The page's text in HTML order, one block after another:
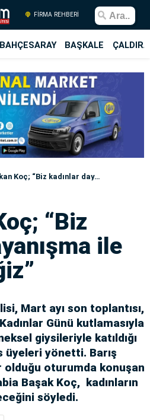
FİRMA REHBERİ
BAHÇESARAY BAŞKALE
“Biz kadınlar dayanışma ile güçleneceğiz”
“Biz
ile
Mart ayı son toplantısı,
Günü kutlamasıyla
giysileriyle katıldığı
üyeleri yönetti. Barış
oturumda konuşan
Başak Koç, kadınların
söyledi.